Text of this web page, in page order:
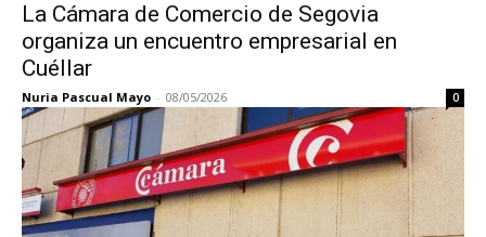
La Cámara de Comercio de Segovia
organiza un encuentro empresarial en
Cuéllar
Nuria Pascual Mayo - 08/05/2026 0